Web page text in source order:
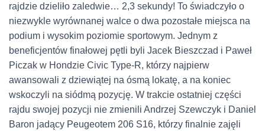
rajdzie dzieliło zaledwie… 2,3 sekundy! To świadczyło o
niezwykle wyrównanej walce o dwa pozostałe miejsca na
podium i wysokim poziomie sportowym. Jednym z
beneficjentów finałowej pętli byli Jacek Bieszczad i Paweł
Piczak w Hondzie Civic Type-R, którzy najpierw
awansowali z dziewiątej na ósmą lokatę, a na koniec
wskoczyli na siódmą pozycję. W trakcie ostatniej części
rajdu swojej pozycji nie zmienili Andrzej Szewczyk i Daniel
Baron jadący Peugeotem 206 S16, którzy finalnie zajęli